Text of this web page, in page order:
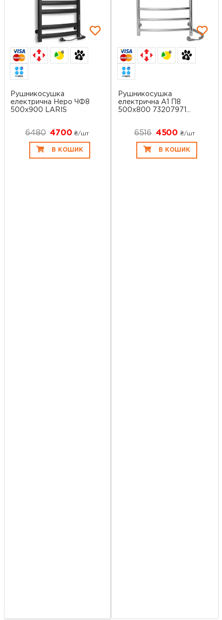
6
Рушникосушка
електрична Неро ЧФ8
500x900 LARIS
6480 4700₴/шт
В КОШИК
6
Рушникосушка
електрична А1 П8
500х800 73207971
6516 4500 ₴/шт
В КОШИК